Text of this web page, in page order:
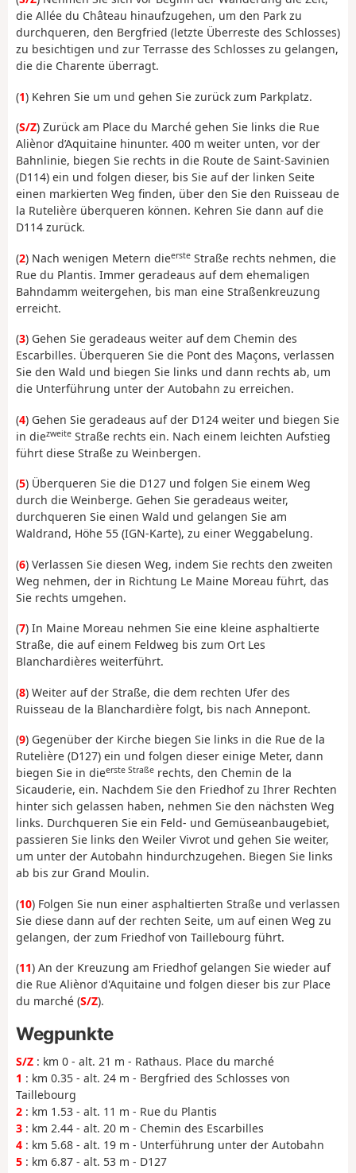
die Allée du Château hinaufzugehen, um den Park zu
durchqueren, den Bergfried (letzte Überreste des Schlosses)
zu besichtigen und zur Terrasse des Schlosses zu gelangen,
die die Charente überragt.
(1) Kehren Sie um und gehen Sie zurück zum Parkplatz.
(S/Z) Zurück am Place du Marché gehen Sie links die Rue
Aliènor d’Aquitaine hinunter. 400 m weiter unten, vor der
Bahnlinie, biegen Sie rechts in die Route de Saint-Savinien
(D114) ein und folgen dieser, bis Sie auf der linken Seite
einen markierten Weg finden, über den Sie den Ruisseau de
la Rutelière überqueren können. Kehren Sie dann auf die
D114 zurück.
(2) Nach wenigen Metern dieerste Straße rechts nehmen, die
Rue du Plantis. Immer geradeaus auf dem ehemaligen
Bahndamm weitergehen, bis man eine Straßenkreuzung
erreicht.
(3) Gehen Sie geradeaus weiter auf dem Chemin des
Escarbilles. Überqueren Sie die Pont des Maçons, verlassen
Sie den Wald und biegen Sie links und dann rechts ab, um
die Unterführung unter der Autobahn zu erreichen.
(4) Gehen Sie geradeaus auf der D124 weiter und biegen Sie
in diezweite Straße rechts ein. Nach einem leichten Aufstieg
führt diese Straße zu Weinbergen.
(5) Überqueren Sie die D127 und folgen Sie einem Weg
durch die Weinberge. Gehen Sie geradeaus weiter,
durchqueren Sie einen Wald und gelangen Sie am
Waldrand, Höhe 55 (IGN-Karte), zu einer Weggabelung.
(6) Verlassen Sie diesen Weg, indem Sie rechts den zweiten
Weg nehmen, der in Richtung Le Maine Moreau führt, das
Sie rechts umgehen.
(7) In Maine Moreau nehmen Sie eine kleine asphaltierte
Straße, die auf einem Feldweg bis zum Ort Les
Blanchardières weiterführt.
(8) Weiter auf der Straße, die dem rechten Ufer des
Ruisseau de la Blanchardière folgt, bis nach Annepont.
(9) Gegenüber der Kirche biegen Sie links in die Rue de la
Rutelière (D127) ein und folgen dieser einige Meter, dann
biegen Sie in dieerste Straße rechts, den Chemin de la
Sicauderie, ein. Nachdem Sie den Friedhof zu Ihrer Rechten
hinter sich gelassen haben, nehmen Sie den nächsten Weg
links. Durchqueren Sie ein Feld- und Gemüseanbaugebiet,
passieren Sie links den Weiler Vivrot und gehen Sie weiter,
um unter der Autobahn hindurchzugehen. Biegen Sie links
ab bis zur Grand Moulin.
(10) Folgen Sie nun einer asphaltierten Straße und verlassen
Sie diese dann auf der rechten Seite, um auf einen Weg zu
gelangen, der zum Friedhof von Taillebourg führt.
(11) An der Kreuzung am Friedhof gelangen Sie wieder auf
die Rue Aliènor d'Aquitaine und folgen dieser bis zur Place
du marché (S/Z).
Wegpunkte
S/Z : km 0 - alt. 21 m - Rathaus. Place du marché
1 : km 0.35 - alt. 24 m - Bergfried des Schlosses von
Taillebourg
2 : km 1.53 - alt. 11 m - Rue du Plantis
3 : km 2.44 - alt. 20 m - Chemin des Escarbilles
4 : km 5.68 - alt. 19 m - Unterführung unter der Autobahn
5 : km 6.87 - alt. 53 m - D127